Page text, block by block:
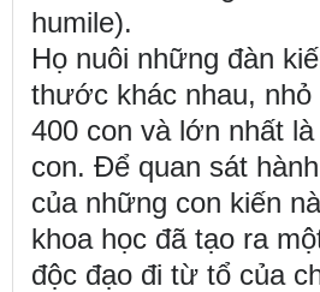
humile).
Họ nuôi những đàn
thước khác nhau, nhỏ
400 con và lớn nhất
con. Để quan sát
của những con kiến
khoa học đã tạo ra
độc đạo đi từ tổ của